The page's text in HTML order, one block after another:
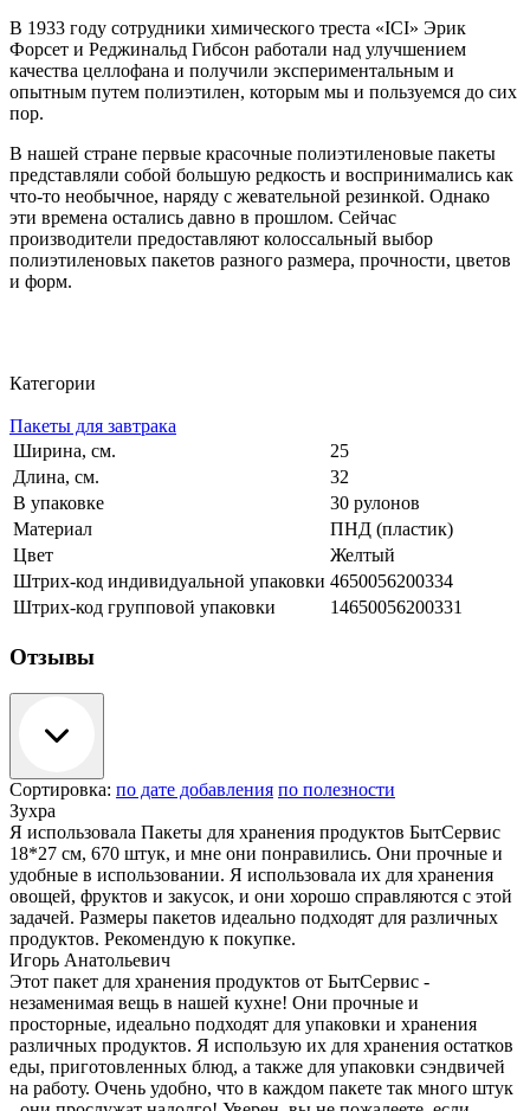
В 1933 году сотрудники химического треста «ICI» Эрик
Форсет и Реджинальд Гибсон работали над улучшением
качества целлофана и получили экспериментальным и
опытным путем полиэтилен, которым мы и пользуемся до сих
пор.
В нашей стране первые красочные полиэтиленовые пакеты
представляли собой большую редкость и воспринимались как
что-то необычное, наряду с жевательной резинкой. Однако
эти времена остались давно в прошлом. Сейчас
производители предоставляют колоссальный выбор
полиэтиленовых пакетов разного размера, прочности, цветов
и форм.
Категории
Пакеты для завтрака
Ширина, см.
25
Длина, см.
32
В упаковке
30 рулонов
Материал
ПНД (пластик)
Цвет
Желтый
Штрих-код индивидуальной упаковки 4650056200334
Штрих-код групповой упаковки
14650056200331
Отзывы
Сортировка: по дате добавления по полезности
Зухра
Я использовала Пакеты для хранения продуктов БытСервис
18*27 см, 670 штук, и мне они понравились. Они прочные и
удобные в использовании. Я использовала их для хранения
овощей, фруктов и закусок, и они хорошо справляются с этой
задачей. Размеры пакетов идеально подходят для различных
продуктов. Рекомендую к покупке.
Игорь Анатольевич
Этот пакет для хранения продуктов от БытСервис -
незаменимая вещь в нашей кухне! Они прочные и
просторные, идеально подходят для упаковки и хранения
различных продуктов. Я использую их для хранения остатков
еды, приготовленных блюд, а также для упаковки сэндвичей
на работу. Очень удобно, что в каждом пакете так много штук